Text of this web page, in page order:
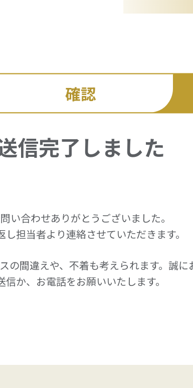
確認
信完了しました
い合わせありがとうございました。
し担当者より連絡させていただきます。
の間違えや、不着も考えられます。誠
信か、お電話をお願いいたします。